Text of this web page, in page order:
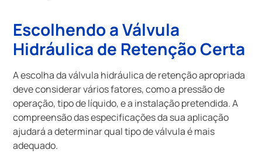
Escolhendo a Válvula
Hidráulica de Retenção Certa
A escolha da válvula hidráulica de retenção apropriada
deve considerar vários fatores, como a pressão de
operação, tipo de líquido, e a instalação pretendida. A
compreensão das especificações da sua aplicação
ajudará a determinar qual tipo de válvula é mais
adequado.